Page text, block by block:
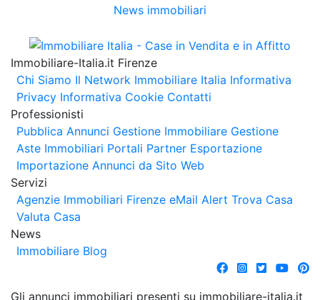
News immobiliari
Immobiliare-Italia.it Firenze
Chi Siamo Il Network Immobiliare Italia Informativa
Privacy Informativa Cookie Contatti
Professionisti
Pubblica Annunci Gestione Immobiliare Gestione
Aste Immobiliari Portali Partner Esportazione
Importazione Annunci da Sito Web
Servizi
Agenzie Immobiliari Firenze eMail Alert Trova Casa
Valuta Casa
News
Immobiliare Blog
Gli annunci immobiliari presenti su immobiliare-italia.it